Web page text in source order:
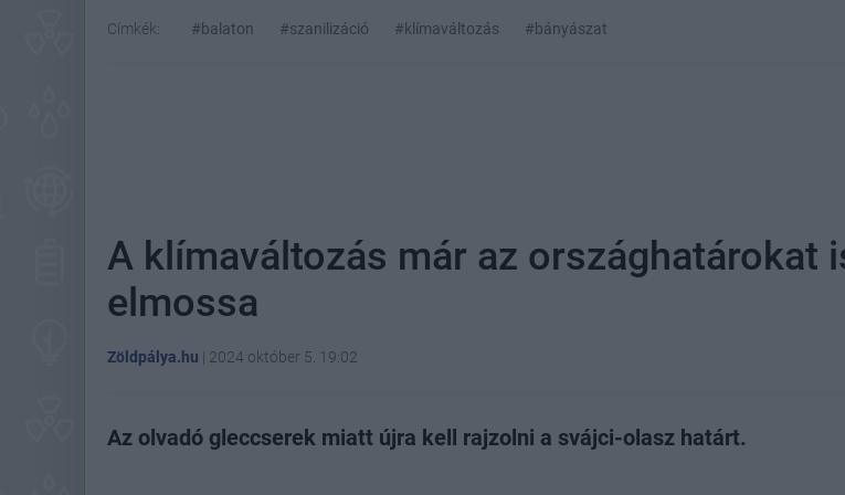
Címkék: #balaton #szanilizáció #klímaváltozás #bányászat
A klímaváltozás már az országhatárokat
elmossa
Zöldpálya.hu | 2024 október 5. 19:02
Az olvadó gleccserek miatt újra kell rajzolni a svájci-olasz határt.